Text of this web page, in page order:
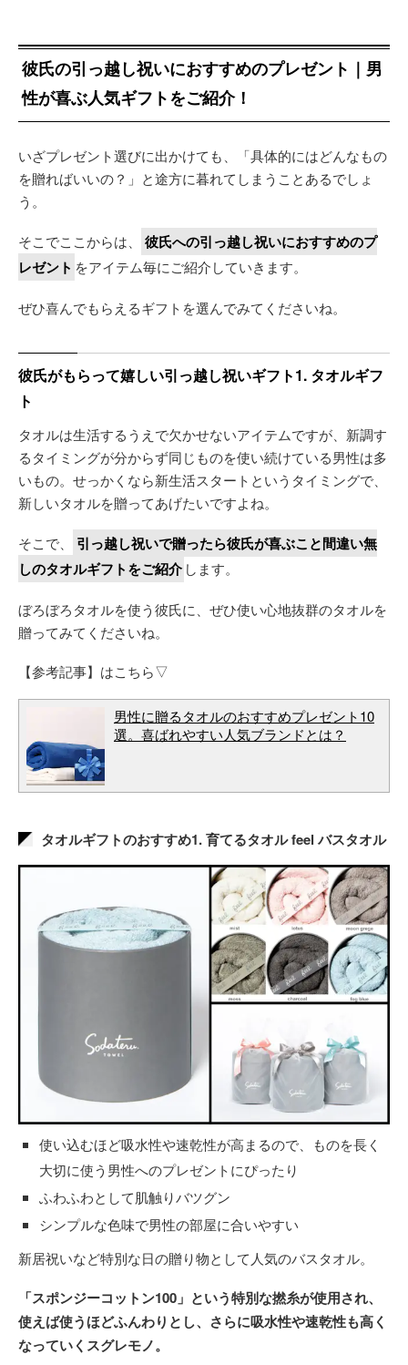
彼氏の引っ越し祝いにおすすめのプレゼント｜男
性が喜ぶ人気ギフトをご紹介！
いざプレゼント選びに出かけても、「具体的にはどんなもの
を贈ればいいの？」と途方に暮れてしまうことあるでしょ
う。
そこでここからは、
彼氏への引っ越し祝いにおすすめのプ
レゼント をアイテム毎にご紹介していきます。
ぜひ喜んでもらえるギフトを選んでみてくださいね。
彼氏がもらって嬉しい引っ越し祝いギフト1. タオルギフ
ト
タオルは生活するうえで欠かせないアイテムですが、新調す
るタイミングが分からず同じものを使い続けている男性は多
いもの。せっかくなら新生活スタートというタイミングで、
新しいタオルを贈ってあげたいですよね。
そこで、
引っ越し祝いで贈ったら彼氏が喜ぶこと間違い無
しのタオルギフトをご紹介 します。
ぼろぼろタオルを使う彼氏に、ぜひ使い心地抜群のタオルを
贈ってみてくださいね。
【参考記事】はこちら▽
男性に贈るタオルのおすすめプレゼント10
選。喜ばれやすい人気ブランドとは？
タオルギフトのおすすめ1. 育てるタオル feel バスタオル
使い込むほど吸水性や速乾性が高まるので、ものを長く
大切に使う男性へのプレゼントにぴったり
ふわふわとして肌触りバツグン
シンプルな色味で男性の部屋に合いやすい
新居祝いなど特別な日の贈り物として人気のバスタオル。
「スポンジーコットン100」という特別な撚糸が使用され、
使えば使うほどふんわりとし、さらに吸水性や速乾性も高く
なっていくスグレモノ。